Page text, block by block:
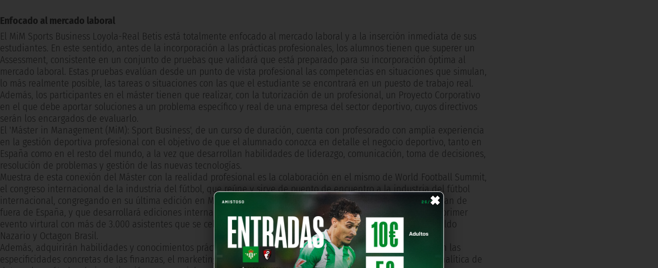
×
Enfocado al mercado laboral
El MiM Sports Business Loyola-Real Betis está totalmente enfocado al mercado laboral y a la inserción inmediata de sus
estudiantes. En este sentido, antes de la incorporación a las prácticas profesionales, los alumnos tienen que superer un
Assessment, consistente en un conjunto de pruebas que validará que está preparado para su incorporación óptima al
mercado laboral. Estas pruebas evalúan desde un punto de vista profesional las competencias en situaciones que simulan,
lo más realmente posible, las tareas o situaciones con las que el estudiante se encontrará en un puesto de trabajo real.
Además, los participantes en el máster tienen que realizar, con la tutorización de un profesional, un Proyecto Corporativo
en el que debe aportar soluciones a un problema específico y real de una empresa del sector deportivo, cuyos directivos
serán los encargados de evaluarlo.
El 'Máster in Management (MiM): Sport Business', de un curso de duración, cuenta con profesorado con amplia experiencia
en la gestión deportiva profesional con el objetivo de que el alumnado conozca en detalle el negocio deportivo, tanto en
España como en el resto del mundo, a la vez que desarrollan habilidades de liderazgo, comunicación, toma de decisiones,
resolución de problemas y gestión de las nuevas tecnologías.
Muestra de esta conexión del Máster con la realidad profesional es la colaboración en el mismo de World Football Summit,
el congreso internacional de la industria del fútbol, que reúne y sirve de puento de encuentro a la industria del fútbol
internacional, congregando en su última edición en Madrid a más de 2.000 asistentes, el 55% de los cuales venían de
fuera de España, y que desarrollará ediciones internaciones en distintos continentes, así como un WFS Live, el primer
evento virtural con más de 3.000 asistentes que se celebrará entre el 6 y el 9 de julio, en colaboración con Ronaldo
Nazario y Octagon Brasil.
Además, adquirirán habilidades y conocimientos prácticos de gestión y dentro de la industria, profundizando en las
especificidades concretas de las finanzas, el marketing, la gestión estratégica, el derecho, la comunicación, la analítica de